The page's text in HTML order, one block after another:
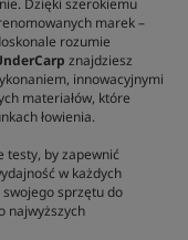
Dzięki szerokiemu
marek –
rozumie
znajdziesz
innowacyjnymi
materiałów, które
łowienia.
testy, by zapewnić
w każdych
sprzętu do
najwyższych